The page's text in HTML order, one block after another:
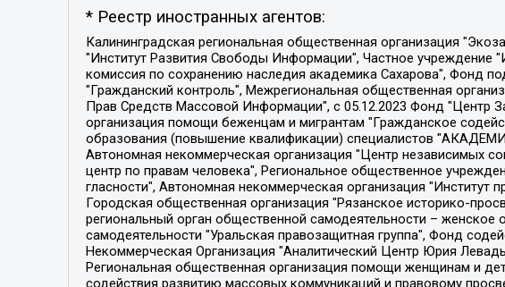
* Реестр иностранных агентов:
Калининградская региональная общественная организация "Экозащита!-Женсовет", Фонд содействия защите прав и свобод граждан "Общественный вердикт", Фонд "Институт Развития Свободы Информации", Частное учреждение "Информационное агентство МЕМО. РУ", Региональная общественная организация "Общественная комиссия по сохранению наследия академика Сахарова", Фонд поддержки свободы прессы, Санкт-Петербургская общественная правозащитная организация "Гражданский контроль", Межрегиональная общественная организация "Информационно-просветительский центр "Мемориал", Региональный Фонд "Центр Защиты Прав Средств Массовой Информации", с 05.12.2023 Фонд "Центр Защиты Прав Средств массовой информации", Региональная общественная благотворительная организация помощи беженцам и мигрантам "Гражданское содействие", Негосударственное образовательное учреждение дополнительного профессионального образования (повышение квалификации) специалистов "АКАДЕМИЯ ПО ПРАВАМ ЧЕЛОВЕКА", Свердловская региональная общественная организация "Сутяжник", Автономная некоммерческая организация "Центр независимых социологических исследований", Союз общественных объединений "Российский исследовательский центр по правам человека", Региональное общественное учреждение научно-информационный центр "МЕМОРИАЛ", Некоммерческая организация "Фонд защиты гласности", Автономная некоммерческая организация "Институт прав человека", Городская общественная организация "Екатеринбургское общество "МЕМОРИАЛ", Городская общественная организация "Рязанское историко-просветительское и правозащитное общество "Мемориал" (Рязанский Мемориал), Челябинский региональный орган общественной самодеятельности – женское общественное объединение "Женщины Евразии", Челябинский региональный орган общественной самодеятельности "Уральская правозащитная группа", Фонд содействия защите здоровья и социальной справедливости имени Андрея Рылькова, Автономная Некоммерческая Организация "Аналитический Центр Юрия Левады", Автономная некоммерческая организация социальной поддержки населения "Проект Апрель", Региональная общественная организация помощи женщинам и детям, находящимся в кризисной ситуации "Информационно-методический центр "Анна", Фонд содействия развитию массовых коммуникаций и правовому просвещению "Так-так-Так", Фонд содействия устойчивому развитию "Серебряная тайга", Свердловский региональный общественный фонд социальных проектов "Новое время", "Idel.Реалии", Кавказ.Реалии, Крым.Реалии, Телеканал Настоящее Время, Татаро-башкирская служба Радио Свобода (Azatliq Radiosi), Радио Свободная Европа/Радио Свобода (PCE/PC), "Сибирь.Реалии", "Фактограф", Благотворительный фонд помощи осужденным и их семьям, Автономная некоммерческая организация "Институт глобализации и социальных движений", Фонд "В защиту прав заключенных", Частное учреждение "Центр поддержки и содействия развитию средств массовой информации", Пензенский региональный общественный благотворительный фонд "Гражданский союз", "Север.Реалии", Некоммерческая организация Фонд "Правовая инициатива", Общество с ограниченной ответственностью "Радио Свободная Европа/Радио Свобода", Чешское информационное агентство "MEDIUM-ORIENT", Красноярская региональная общественная организация "Мы против СПИДа", Камалягин Денис Николаевич, Маркелов Сергей Евгеньевич, Пономарев Лев Александрович, Савицкая Людмила Алексеевна, Автономная некоммерческая организация "Центр по работе с проблемой насилия "НАСИЛИЮ.НЕТ", Межрегиональный профессиональный союз работников здравоохранения "Альянс врачей", Юридическое лицо, зарегистрированное в Латвийской Республике, SIA "Medusa Project" (регистрационный номер 40103797863, дата регистрации 10.06.2014), Некоммерческая организация "Фонд по борьбе с коррупцией", Автономная некоммерческая организация "Институт права и публичной политики", Баданин Роман Сергеевич, Гликин Максим Александрович, Железнова Мария Михайловна, Лукьянова